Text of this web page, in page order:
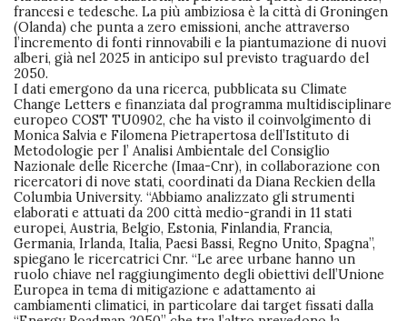
francesi e tedesche. La più ambiziosa è la città di Groningen
(Olanda) che punta a zero emissioni, anche attraverso
l’incremento di fonti rinnovabili e la piantumazione di nuovi
alberi, già nel 2025 in anticipo sul previsto traguardo del
2050.
I dati emergono da una ricerca, pubblicata su Climate
Change Letters e finanziata dal programma multidisciplinare
europeo COST TU0902, che ha visto il coinvolgimento di
Monica Salvia e Filomena Pietrapertosa dell’Istituto di
Metodologie per l’ Analisi Ambientale del Consiglio
Nazionale delle Ricerche (Imaa-Cnr), in collaborazione con
ricercatori di nove stati, coordinati da Diana Reckien della
Columbia University. “Abbiamo analizzato gli strumenti
elaborati e attuati da 200 città medio-grandi in 11 stati
europei, Austria, Belgio, Estonia, Finlandia, Francia,
Germania, Irlanda, Italia, Paesi Bassi, Regno Unito, Spagna”,
spiegano le ricercatrici Cnr. “Le aree urbane hanno un
ruolo chiave nel raggiungimento degli obiettivi dell’Unione
Europea in tema di mitigazione e adattamento ai
cambiamenti climatici, in particolare dai target fissati dalla